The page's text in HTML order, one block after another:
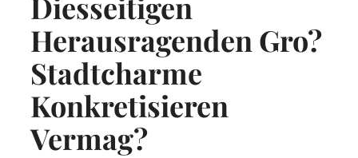
Herausragenden Gro?
Stadtcharme
Konkretisieren
Vermag?